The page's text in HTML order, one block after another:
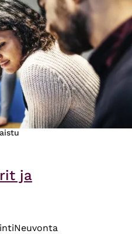
ja
Neuvonta